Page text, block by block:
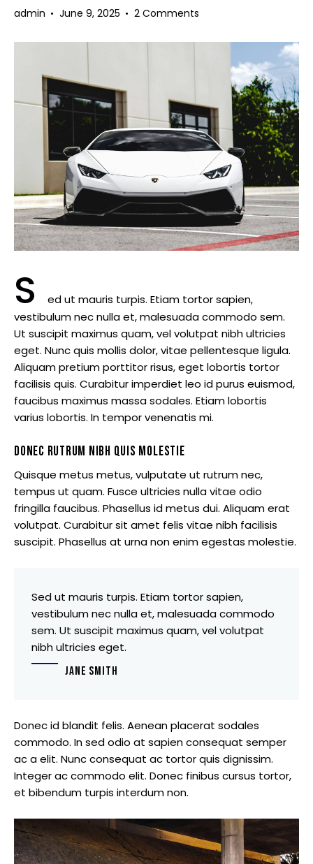
admin June 9, 2025 2 Comments
S
ed ut mauris turpis. Etiam tortor sapien,
vestibulum nec nulla et, malesuada commodo sem.
Ut suscipit maximus quam, vel volutpat nibh ultricies
eget. Nunc quis mollis dolor, vitae pellentesque ligula.
Aliquam pretium porttitor risus, eget lobortis tortor
facilisis quis. Curabitur imperdiet leo id purus euismod,
faucibus maximus massa sodales. Etiam lobortis
varius lobortis. In tempor venenatis mi.
DONEC RUTRUM NIBH QUIS MOLESTIE
Quisque metus metus, vulputate ut rutrum nec,
tempus ut quam. Fusce ultricies nulla vitae odio
fringilla faucibus. Phasellus id metus dui. Aliquam erat
volutpat. Curabitur sit amet felis vitae nibh facilisis
suscipit. Phasellus at urna non enim egestas molestie.
Sed ut mauris turpis. Etiam tortor sapien,
vestibulum nec nulla et, malesuada commodo
sem. Ut suscipit maximus quam, vel volutpat
nibh ultricies eget.
JANE SMITH
Donec id blandit felis. Aenean placerat sodales
commodo. In sed odio at sapien consequat semper
ac a elit. Nunc consequat ac tortor quis dignissim.
Integer ac commodo elit. Donec finibus cursus tortor,
et bibendum turpis interdum non.